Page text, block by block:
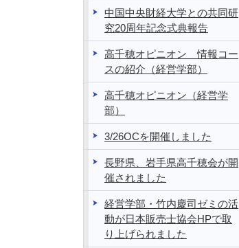
中国中央財経大学との共同研
究20周年記念式典報告
高千穂オピニオン 情報コー
スの紹介（経営学部）
高千穂オピニオン（経営学
部）
3/26OCを開催しました
長野県、岩手県高千穂会が開
催されました
経営学部・竹内慶司ゼミの活
動が日本販売士協会HPで取
り上げられました